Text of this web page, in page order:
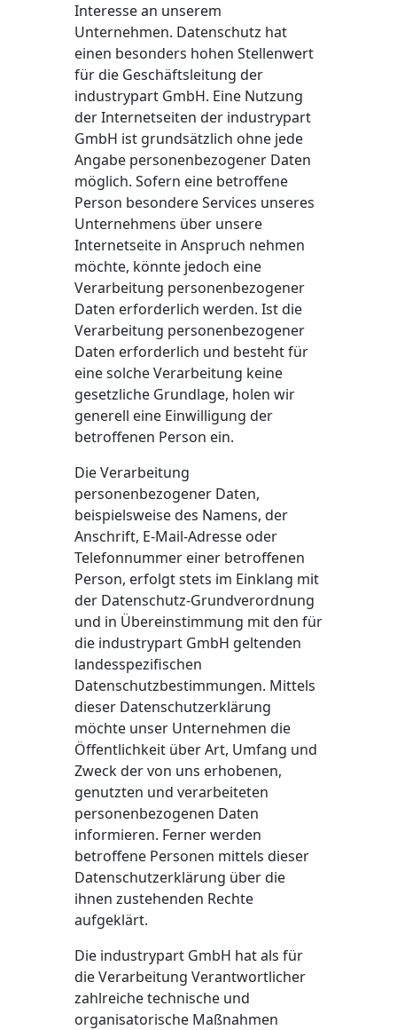
Interesse an unserem
Unternehmen. Datenschutz hat
einen besonders hohen Stellenwert
für die Geschäftsleitung der
industrypart GmbH. Eine Nutzung
der Internetseiten der industrypart
GmbH ist grundsätzlich ohne jede
Angabe personenbezogener Daten
möglich. Sofern eine betroffene
Person besondere Services unseres
Unternehmens über unsere
Internetseite in Anspruch nehmen
möchte, könnte jedoch eine
Verarbeitung personenbezogener
Daten erforderlich werden. Ist die
Verarbeitung personenbezogener
Daten erforderlich und besteht für
eine solche Verarbeitung keine
gesetzliche Grundlage, holen wir
generell eine Einwilligung der
betroffenen Person ein.
Die Verarbeitung
personenbezogener Daten,
beispielsweise des Namens, der
Anschrift, E-Mail-Adresse oder
Telefonnummer einer betroffenen
Person, erfolgt stets im Einklang mit
der Datenschutz-Grundverordnung
und in Übereinstimmung mit den für
die industrypart GmbH geltenden
landesspezifischen
Datenschutzbestimmungen. Mittels
dieser Datenschutzerklärung
möchte unser Unternehmen die
Öffentlichkeit über Art, Umfang und
Zweck der von uns erhobenen,
genutzten und verarbeiteten
personenbezogenen Daten
informieren. Ferner werden
betroffene Personen mittels dieser
Datenschutzerklärung über die
ihnen zustehenden Rechte
aufgeklärt.
Die industrypart GmbH hat als für
die Verarbeitung Verantwortlicher
zahlreiche technische und
organisatorische Maßnahmen